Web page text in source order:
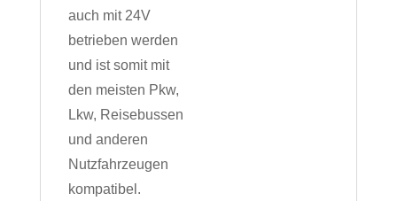
auch mit 24V
betrieben werden
und ist somit mit
den meisten Pkw,
Lkw, Reisebussen
und anderen
Nutzfahrzeugen
kompatibel.